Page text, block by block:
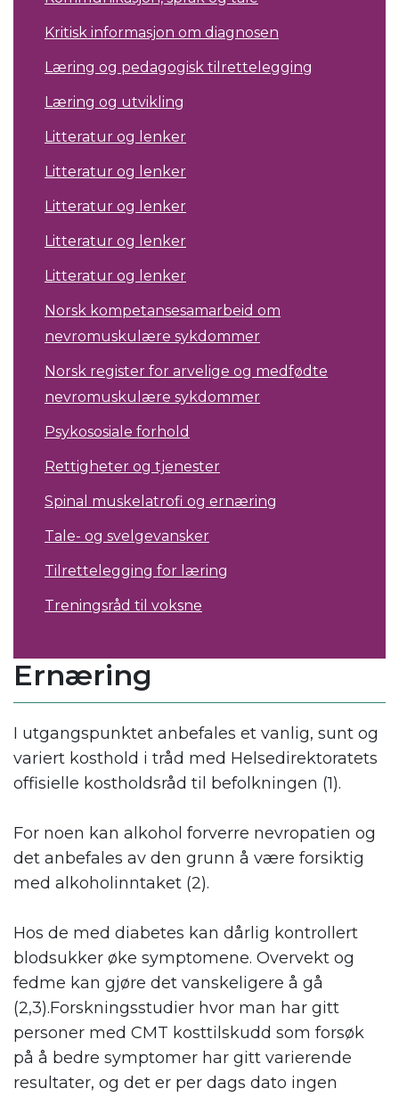
Kritisk informasjon om diagnosen
Læring og pedagogisk tilrettelegging
Læring og utvikling
Litteratur og lenker
Litteratur og lenker
Litteratur og lenker
Litteratur og lenker
Litteratur og lenker
Norsk kompetansesamarbeid om
nevromuskulære sykdommer
Norsk register for arvelige og medfødte
nevromuskulære sykdommer
Psykososiale forhold
Rettigheter og tjenester
Spinal muskelatrofi og ernæring
Tale- og svelgevansker
Tilrettelegging for læring
Treningsråd til voksne
Ernæring
I utgangspunktet anbefales et vanlig, sunt og
variert kosthold i tråd med Helsedirektoratets
offisielle kostholdsråd til befolkningen (1).
For noen kan alkohol forverre nevropatien og
det anbefales av den grunn å være forsiktig
med alkoholinntaket (2).
Hos de med diabetes kan dårlig kontrollert
blodsukker øke symptomene. Overvekt og
fedme kan gjøre det vanskeligere å gå
(2,3).Forskningsstudier hvor man har gitt
personer med CMT kosttilskudd som forsøk
på å bedre symptomer har gitt varierende
resultater, og det er per dags dato ingen